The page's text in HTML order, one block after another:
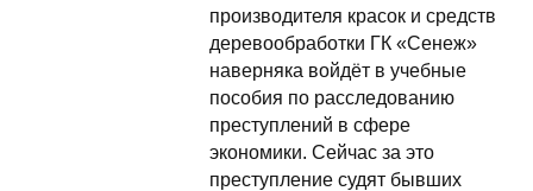
производителя красок и средств
деревообработки ГК «Сенеж»
наверняка войдёт в учебные
пособия по расследованию
преступлений в сфере
экономики. Сейчас за это
преступление судят бывших